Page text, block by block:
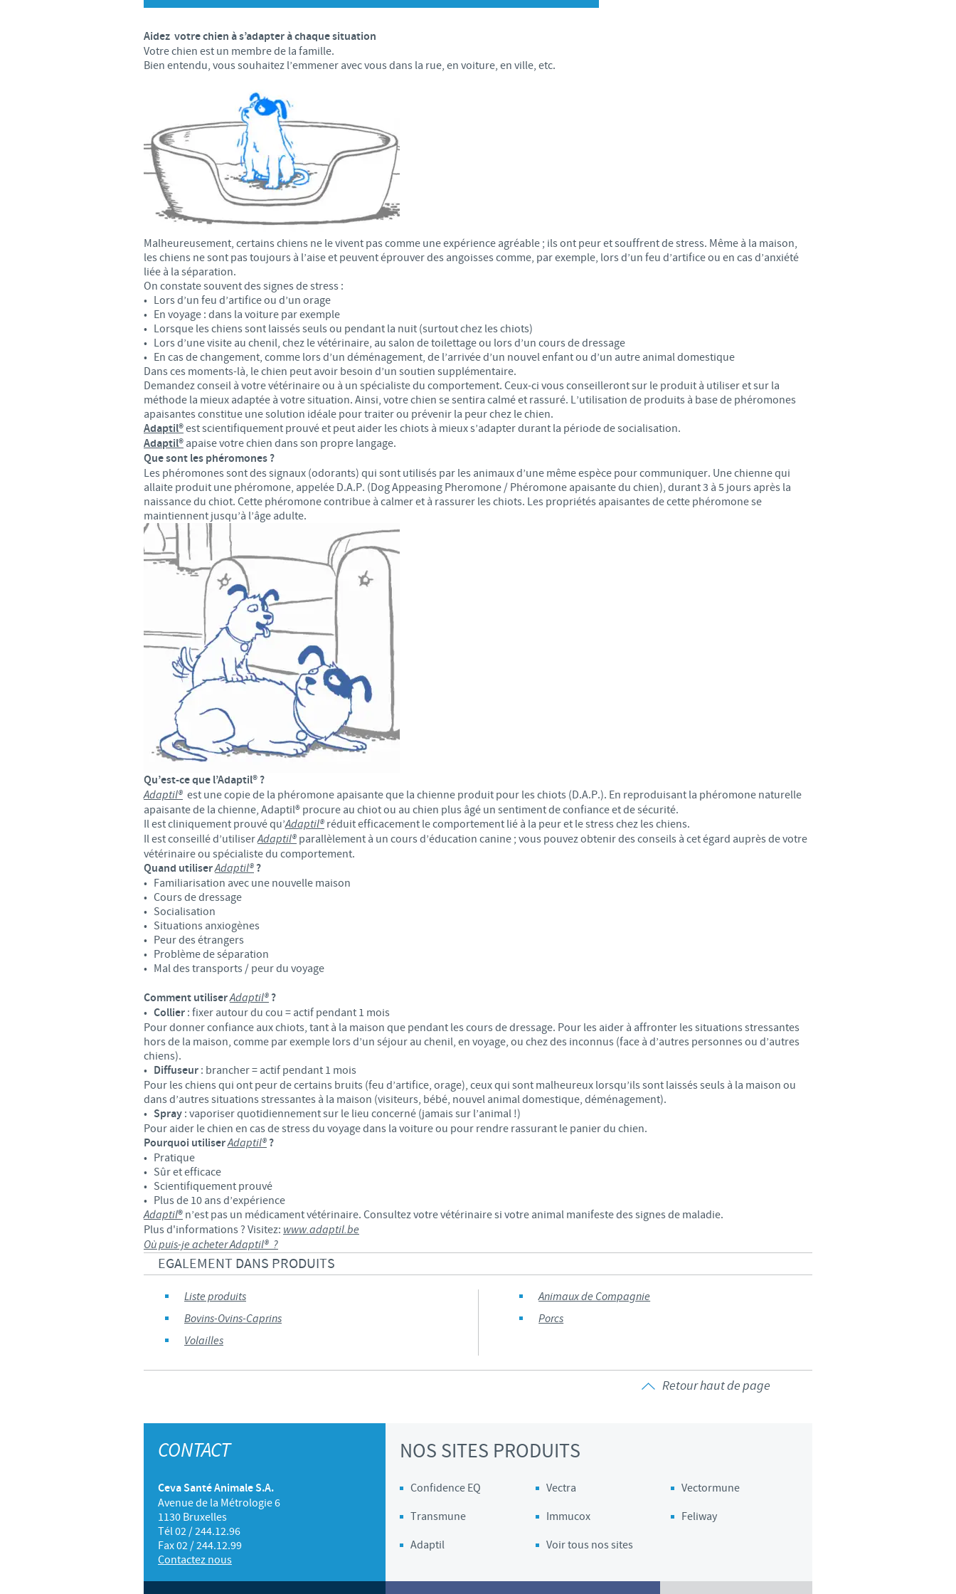
Bulgaria
Canada (EN)
China
Peru
USA
Vous quittez le site pays pour accéder à un autre site du groupe.
Les contraintes réglementaires et les pratiques médicales varient d'un pays à un autre. En
conséquence, les informations disponibles du site sur lequel vous entrez pourraient ne pas être
pertinente à l'usage dans votre pays.
Aidez votre chien à s’adapter à chaque situation
Votre chien est un membre de la famille.
Bien entendu, vous souhaitez l’emmener avec vous dans la rue, en voiture, en ville, etc.
Malheureusement, certains chiens ne le vivent pas comme une expérience agréable ; ils ont peur et souffrent de stress. Même à la maison,
les chiens ne sont pas toujours à l’aise et peuvent éprouver des angoisses comme, par exemple, lors d’un feu d’artifice ou en cas d’anxiété
liée à la séparation.
On constate souvent des signes de stress :
• Lors d’un feu d’artifice ou d’un orage
• En voyage : dans la voiture par exemple
• Lorsque les chiens sont laissés seuls ou pendant la nuit (surtout chez les chiots)
• Lors d’une visite au chenil, chez le vétérinaire, au salon de toilettage ou lors d’un cours de dressage
• En cas de changement, comme lors d’un déménagement, de l’arrivée d’un nouvel enfant ou d’un autre animal domestique
Dans ces moments-là, le chien peut avoir besoin d’un soutien supplémentaire.
Demandez conseil à votre vétérinaire ou à un spécialiste du comportement. Ceux-ci vous conseilleront sur le produit à utiliser et sur la
méthode la mieux adaptée à votre situation. Ainsi, votre chien se sentira calmé et rassuré. L’utilisation de produits à base de phéromones
apaisantes constitue une solution idéale pour traiter ou prévenir la peur chez le chien.
Adaptil®est scientifiquement prouvé et peut aider les chiots à mieux s’adapter durant la période de socialisation.
Adaptil® apaise votre chien dans son propre langage.
Que sont les phéromones ?
Les phéromones sont des signaux (odorants) qui sont utilisés par les animaux d’une même espèce pour communiquer. Une chienne qui
allaite produit une phéromone, appelée D.A.P. (Dog Appeasing Pheromone / Phéromone apaisante du chien), durant 3 à 5 jours après la
naissance du chiot. Cette phéromone contribue à calmer et à rassurer les chiots. Les propriétés apaisantes de cette phéromone se
maintiennent jusqu’à l’âge adulte.
Qu’est-ce que l’Adaptil® ?
Adaptil® est une copie de la phéromone apaisante que la chienne produit pour les chiots (D.A.P.). En reproduisant la phéromone naturelle
apaisante de la chienne, Adaptil® procure au chiot ou au chien plus âgé un sentiment de confiance et de sécurité.
Il est cliniquement prouvé qu’Adaptil® réduit efficacement le comportement lié à la peur et le stress chez les chiens.
Il est conseillé d’utiliserAdaptil® parallèlement à un cours d’éducation canine ; vous pouvez obtenir des conseils à cet égard auprès de votre
vétérinaire ou spécialiste du comportement.
Quand utiliserAdaptil®?
• Familiarisation avec une nouvelle maison
• Cours de dressage
• Socialisation
• Situations anxiogènes
• Peur des étrangers
• Problème de séparation
• Mal des transports / peur du voyage
Comment utiliserAdaptil®?
• Collier : fixer autour du cou = actif pendant 1 mois
Pour donner confiance aux chiots, tant à la maison que pendant les cours de dressage. Pour les aider à affronter les situations stressantes
hors de la maison, comme par exemple lors d’un séjour au chenil, en voyage, ou chez des inconnus (face à d’autres personnes ou d’autres
chiens).
• Diffuseur : brancher = actif pendant 1 mois
Pour les chiens qui ont peur de certains bruits (feu d’artifice, orage), ceux qui sont malheureux lorsqu’ils sont laissés seuls à la maison ou
dans d’autres situations stressantes à la maison (visiteurs, bébé, nouvel animal domestique, déménagement).
• Spray : vaporiser quotidiennement sur le lieu concerné (jamais sur l’animal !)
Pour aider le chien en cas de stress du voyage dans la voiture ou pour rendre rassurant le panier du chien.
Pourquoi utiliserAdaptil®?
• Pratique
• Sûr et efficace
• Scientifiquement prouvé
• Plus de 10 ans d’expérience
Adaptil® n’est pas un médicament vétérinaire. Consultez votre vétérinaire si votre animal manifeste des signes de maladie.
Plus d'informations ? Visitez: www.adaptil.be
Où puis-je acheterAdaptil® ?
EGALEMENT DANS PRODUITS
Liste produits
Animaux de Compagnie
Bovins-Ovins-Caprins
Porcs
Volailles
Retour haut de page
CONTACT
Ceva Santé Animale S.A.
Avenue de la Métrologie 6
1130 Bruxelles
Tél 02 / 244.12.96
Fax 02 / 244.12.99
Contactez nous
NOS SITES PRODUITS
Confidence EQ Vectra
Vectormune
Transmune
Immucox
Feliway
Adaptil
Voir tous nos sites